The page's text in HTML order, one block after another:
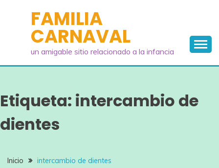
contenidoFAMILIA
CARNAVAL
un amigable sitio relacionado a la infancia
Etiqueta: intercambio de
dientes
Inicio intercambio de dientes